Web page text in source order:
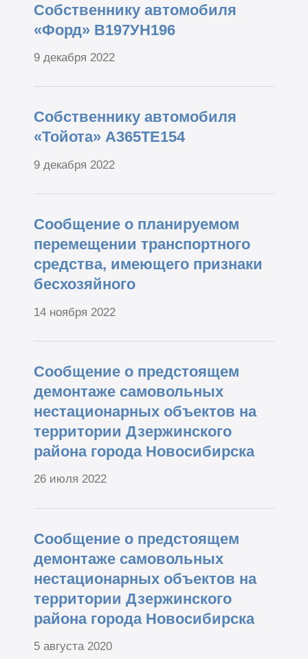
Собственнику автомобиля
«Форд» В197УН196
9 декабря 2022
Собственнику автомобиля
«Тойота» А365ТЕ154
9 декабря 2022
Сообщение о планируемом
перемещении транспортного
средства, имеющего признаки
бесхозяйного
14 ноября 2022
Сообщение о предстоящем
демонтаже самовольных
нестационарных объектов на
территории Дзержинского
района города Новосибирска
26 июля 2022
Сообщение о предстоящем
демонтаже самовольных
нестационарных объектов на
территории Дзержинского
района города Новосибирска
5 августа 2020